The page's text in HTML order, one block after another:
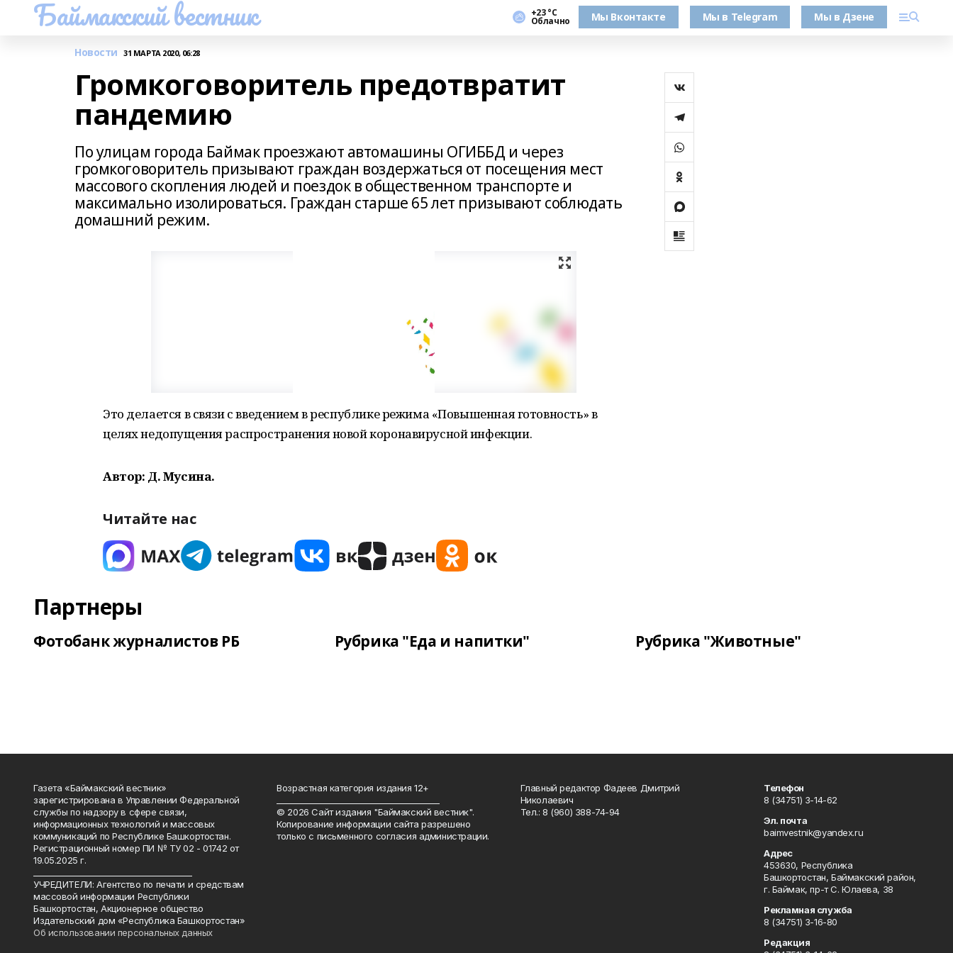
Баймакский вестник +23 °С
Облачно Мы Вконтакте Мы в Telegram Мы в Дзене
Новости 31 МАРТА 2020, 06:28
Громкоговоритель предотвратит
пандемию
По улицам города Баймак проезжают автомашины ОГИББД и через
громкоговоритель призывают граждан воздержаться от посещения мест
массового скопления людей и поездок в общественном транспорте и
максимально изолироваться. Граждан старше 65 лет призывают соблюдать
домашний режим.
Это делается в связи с введением в республике режима «Повышенная готовность» в
целях недопущения распространения новой коронавирусной инфекции.
Автор: Д. Мусина.
Читайте нас
Партнеры
Фотобанк журналистов РБ Рубрика "Еда и напитки" Рубрика "Животные"
Газета «Баймакский вестник»
зарегистрирована в Управлении Федеральной
службы по надзору в сфере связи,
информационных технологий и массовых
коммуникаций по Республике Башкортостан.
Регистрационный номер ПИ № ТУ 02 - 01742 от
19.05.2025 г.
УЧРЕДИТЕЛИ: Агентство по печати и средствам
массовой информации Республики
Башкортостан, Акционерное общество
Издательский дом «Республика Башкортостан»
Об использовании персональных данных
Возрастная категория издания 12+
© 2026 Сайт издания "Баймакский вестник".
Копирование информации сайта разрешено
только с письменного согласия администрации.
Главный редактор Фадеев Дмитрий
Николаевич
Тел.: 8 (960) 388-74-94
Телефон
8 (34751) 3-14-62
Эл. почта
baimvestnik@yandex.ru
Адрес
453630, Республика
Башкортостан, Баймакский район,
г. Баймак, пр-т С. Юлаева, 38
Рекламная служба
8 (34751) 3-16-80
Редакция